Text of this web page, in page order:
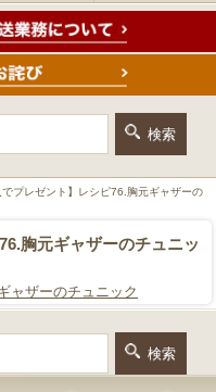
プレゼント】レシピ76.胸元ギャザーの
胸元ギャザーのチュニッ
ャザーのチュニック